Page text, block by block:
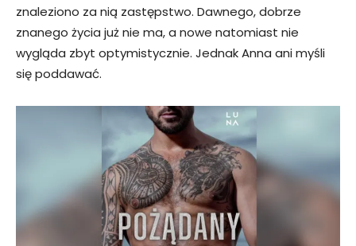
znaleziono za nią zastępstwo. Dawnego, dobrze
znanego życia już nie ma, a nowe natomiast nie
wygląda zbyt optymistycznie. Jednak Anna ani myśli
się poddawać.